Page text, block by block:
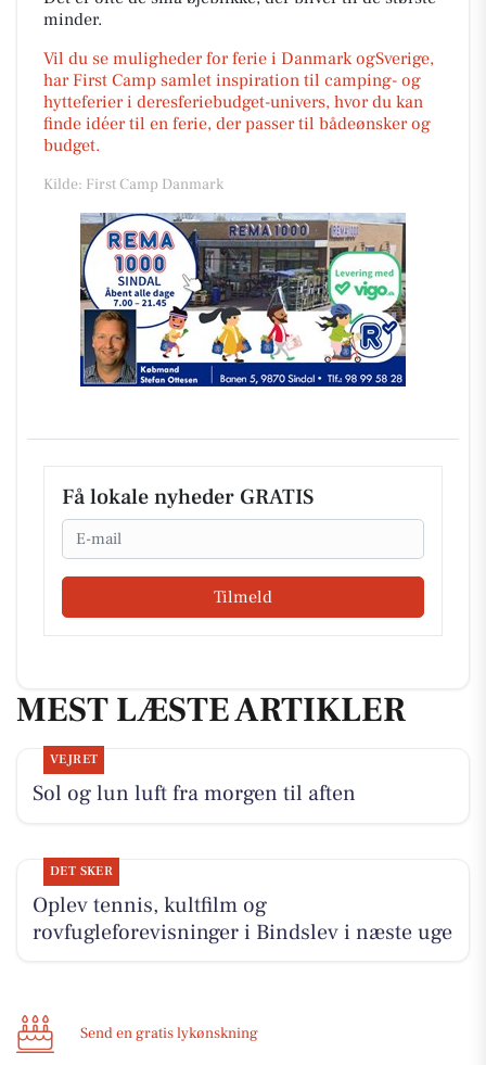
minder.
Vil du se muligheder for ferie i Danmark ogSverige,
har First Camp samlet inspiration til camping- og
hytteferier i deresferiebudget-univers, hvor du kan
finde idéer til en ferie, der passer til bådeønsker og
budget.
Kilde: First Camp Danmark
Få lokale nyheder GRATIS
Email
Tilmeld
MEST LÆSTE ARTIKLER
VEJRET
Sol og lun luft fra morgen til aften
DET SKER
Oplev tennis, kultfilm og
rovfugleforevisninger i Bindslev i næste uge
Send en gratis lykønskning